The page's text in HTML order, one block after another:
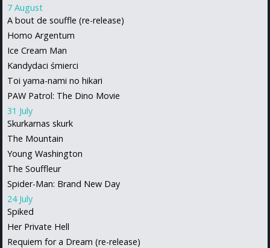
7 August
A bout de souffle (re-release)
Homo Argentum
Ice Cream Man
Kandydaci śmierci
Toi yama-nami no hikari
PAW Patrol: The Dino Movie
31 July
Skurkarnas skurk
The Mountain
Young Washington
The Souffleur
Spider-Man: Brand New Day
24 July
Spiked
Her Private Hell
Requiem for a Dream (re-release)